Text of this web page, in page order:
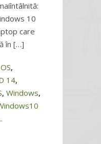
10
care
în […]
,
14,
, Windows,